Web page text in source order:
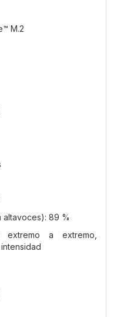
M.2
altavoces): 89 %
extremo a extremo,